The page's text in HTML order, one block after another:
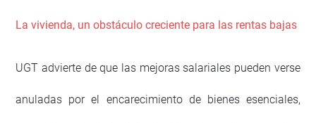
La vivienda, un obstáculo creciente para las rentas bajas
UGT advierte de que las mejoras salariales pueden verse
anuladas por el encarecimiento de bienes esenciales,